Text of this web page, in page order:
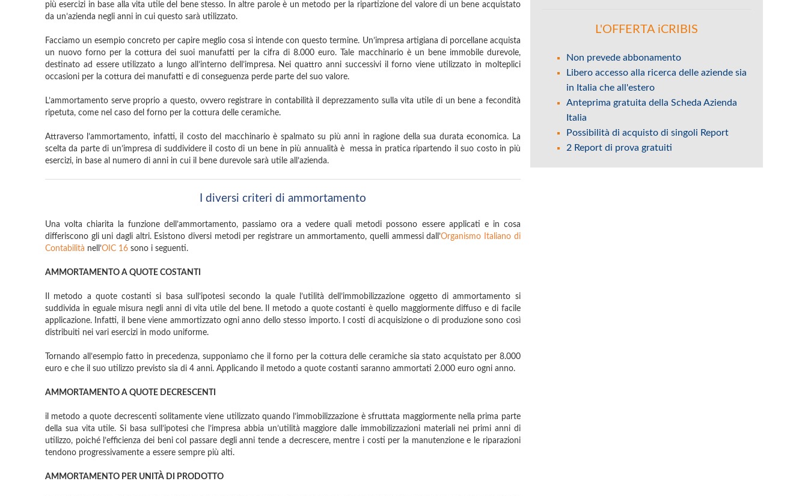
più esercizi in base alla vita utile del bene stesso. In altre parole è un metodo per la ripartizione del valore di un bene acquistato
da un’azienda negli anni in cui questo sarà utilizzato.
Facciamo un esempio concreto per capire meglio cosa si intende con questo termine. Un’impresa artigiana di porcellane acquista
un nuovo forno per la cottura dei suoi manufatti per la cifra di 8.000 euro. Tale macchinario è un bene immobile durevole,
destinato ad essere utilizzato a lungo all’interno dell’impresa. Nei quattro anni successivi il forno viene utilizzato in molteplici
occasioni per la cottura dei manufatti e di conseguenza perde parte del suo valore.
L’ammortamento serve proprio a questo, ovvero registrare in contabilità il deprezzamento sulla vita utile di un bene a fecondità
ripetuta, come nel caso del forno per la cottura delle ceramiche.
Attraverso l’ammortamento, infatti, il costo del macchinario è spalmato su più anni in ragione della sua durata economica. La
scelta da parte di un’impresa di suddividere il costo di un bene in più annualità è messa in pratica ripartendo il suo costo in più
esercizi, in base al numero di anni in cui il bene durevole sarà utile all’azienda.
I diversi criteri di ammortamento
Una volta chiarita la funzione dell’ammortamento, passiamo ora a vedere quali metodi possono essere applicati e in cosa
differiscono gli uni dagli altri. Esistono diversi metodi per registrare un ammortamento, quelli ammessi dall’Organismo Italiano di
Contabilità nell’OIC 16 sono i seguenti.
AMMORTAMENTO A QUOTE COSTANTI
Il metodo a quote costanti si basa sull’ipotesi secondo la quale l’utilità dell’immobilizzazione oggetto di ammortamento si
suddivida in eguale misura negli anni di vita utile del bene. Il metodo a quote costanti è quello maggiormente diffuso e di facile
applicazione. Infatti, il bene viene ammortizzato ogni anno dello stesso importo. I costi di acquisizione o di produzione sono così
distribuiti nei vari esercizi in modo uniforme.
Tornando all’esempio fatto in precedenza, supponiamo che il forno per la cottura delle ceramiche sia stato acquistato per 8.000
euro e che il suo utilizzo previsto sia di 4 anni. Applicando il metodo a quote costanti saranno ammortati 2.000 euro ogni anno.
AMMORTAMENTO A QUOTE DECRESCENTI
il metodo a quote decrescenti solitamente viene utilizzato quando l’immobilizzazione è sfruttata maggiormente nella prima parte
della sua vita utile. Si basa sull’ipotesi che l’impresa abbia un’utilità maggiore dalle immobilizzazioni materiali nei primi anni di
utilizzo, poiché l’efficienza dei beni col passare degli anni tende a decrescere, mentre i costi per la manutenzione e le riparazioni
tendono progressivamente a essere sempre più alti.
AMMORTAMENTO PER UNITÀ DI PRODOTTO
L'OFFERTA iCRIBIS
Non prevede abbonamento
Libero accesso alla ricerca delle aziende sia
in Italia che all'estero
Anteprima gratuita della Scheda Azienda
Italia
Possibilità di acquisto di singoli Report
2 Report di prova gratuiti